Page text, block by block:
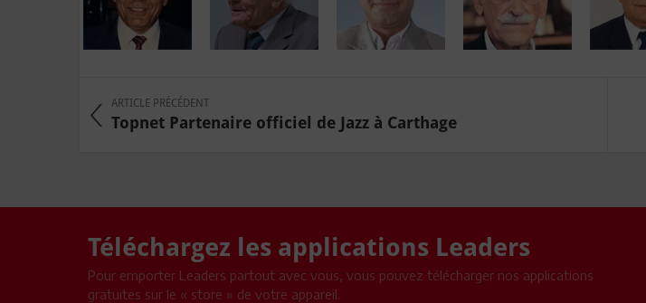
ARTICLE PRÉCÉDENT
Topnet Partenaire officiel de Jazz à Carthage
Téléchargez les applications Leaders
Pour emporter Leaders partout avec vous, vous pouvez télécharger nos applications
gratuites sur le « store » de votre appareil.